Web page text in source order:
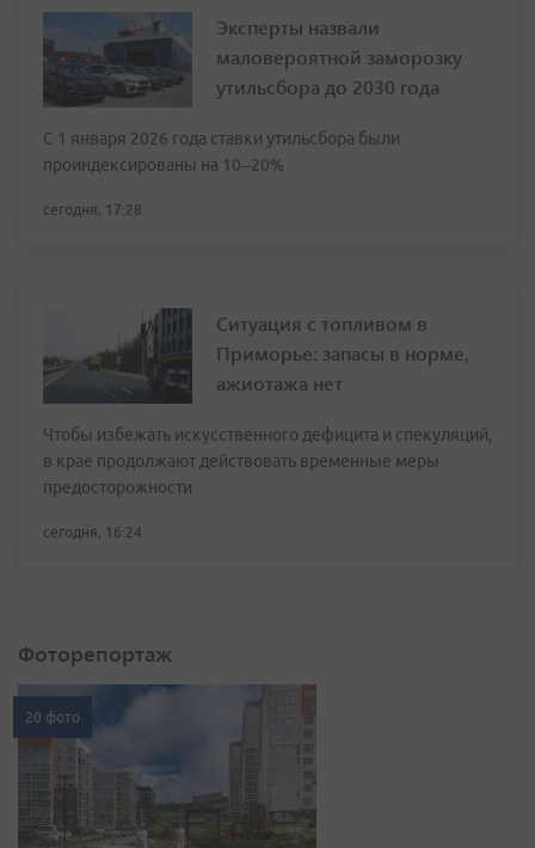
Эксперты назвали
маловероятной заморозку
утильсбора до 2030 года
С 1 января 2026 года ставки утильсбора были
проиндексированы на 10–20%
сегодня, 17:28
Ситуация с топливом в
Приморье: запасы в норме,
ажиотажа нет
Чтобы избежать искусственного дефицита и спекуляций,
в крае продолжают действовать временные меры
предосторожности
сегодня, 16:24
Фоторепортаж
20 фото